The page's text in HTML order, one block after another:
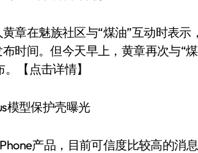
章在魅族社区与“煤油”互动时表示
时间。但今天早上，黄章再次与“
【点击详情】
模型保护壳曝光
产品，目前可信度比较高的消